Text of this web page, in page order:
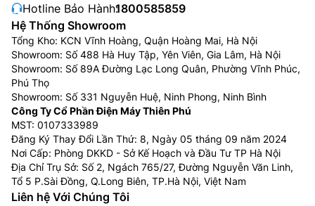
Hotline Bảo Hành:1800585859
Hệ Thống Showroom
Tổng Kho: KCN Vĩnh Hoàng, Quận Hoàng Mai, Hà Nội
Showroom: Số 488 Hà Huy Tập, Yên Viên, Gia Lâm, Hà Nội
Showroom: Số 89A Đường Lạc Long Quân, Phường Vĩnh Phúc,
Phú Thọ
Showroom: Số 331 Nguyễn Huệ, Ninh Phong, Ninh Bình
Công Ty Cổ Phần Điện Máy Thiên Phú
MST: 0107333989
Đăng Ký Thay Đổi Lần Thứ: 8, Ngày 05 tháng 09 năm 2024
Nơi Cấp: Phòng DKKD - Sở Kế Hoạch và Đầu Tư TP Hà Nội
Địa Chỉ Trụ Sở: Số 2, Ngách 765/27, Đường Nguyễn Văn Linh,
Tổ 5 P.Sài Đồng, Q.Long Biên, TP.Hà Nội, Việt Nam
Liên hệ Với Chúng Tôi